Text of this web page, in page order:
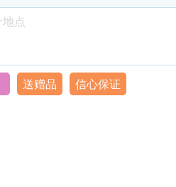
常饮食，不吃油腻食物、
等血制品及不易消化的高蛋
对肝肾功能有损害的药物。
行繁重的体力劳动和剧烈
检的结果。
提前1个工作日联络深圳柏
（联络电话与微信：+86
龄中医医院工作人员会核对
月日、手机号及健康网购
之电邮以确认客户身份。
提前1个工作日联络深圳柏
点
大道7028号时代科技大厦2楼
17:00
送赠品
信心保证